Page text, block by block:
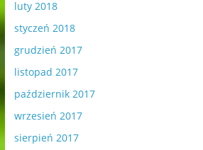
luty 2018
styczeń 2018
grudzień 2017
listopad 2017
październik 2017
wrzesień 2017
sierpień 2017